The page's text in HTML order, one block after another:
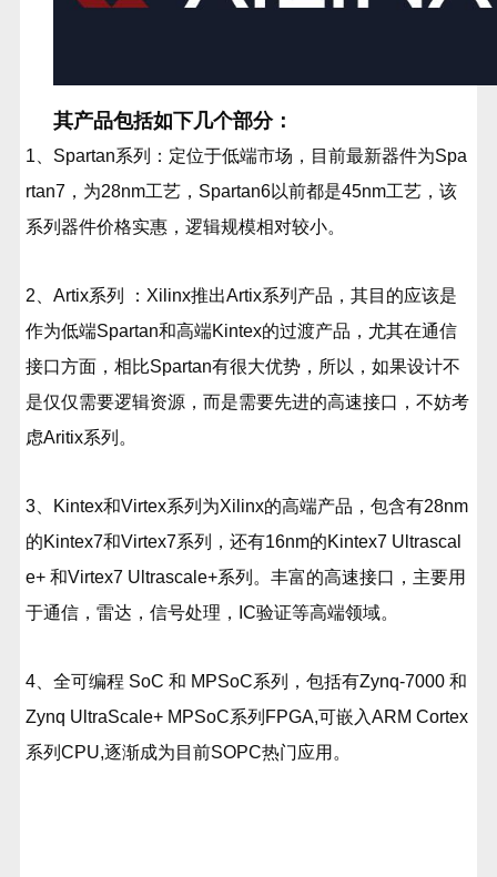
其产品包括如下几个部分：
1、Spartan系列：定位于低端市场，目前最新器件为Spa
rtan7，为28nm工艺，Spartan6以前都是45nm工艺，该
系列器件价格实惠，逻辑规模相对较小。
2、Artix系列 ：Xilinx推出Artix系列产品，其目的应该是
作为低端Spartan和高端Kintex的过渡产品，尤其在通信
接口方面，相比Spartan有很大优势，所以，如果设计不
是仅仅需要逻辑资源，而是需要先进的高速接口，不妨考
虑Aritix系列。
3、Kintex和Virtex系列为Xilinx的高端产品，包含有28nm
的Kintex7和Virtex7系列，还有16nm的Kintex7 Ultrascal
e+ 和Virtex7 Ultrascale+系列。丰富的高速接口，主要用
于通信，雷达，信号处理，IC验证等高端领域。
4、全可编程 SoC 和 MPSoC系列，包括有Zynq-7000 和
Zynq UltraScale+ MPSoC系列FPGA,可嵌入ARM Cortex
系列CPU,逐渐成为目前SOPC热门应用。